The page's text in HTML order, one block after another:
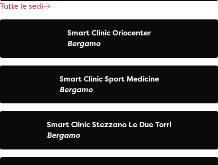
Tutte le sedi
Smart Clinic Oriocenter
Bergamo
Smart Clinic Sport Medicine
Bergamo
Smart Clinic Stezzano Le Due Torri
Bergamo